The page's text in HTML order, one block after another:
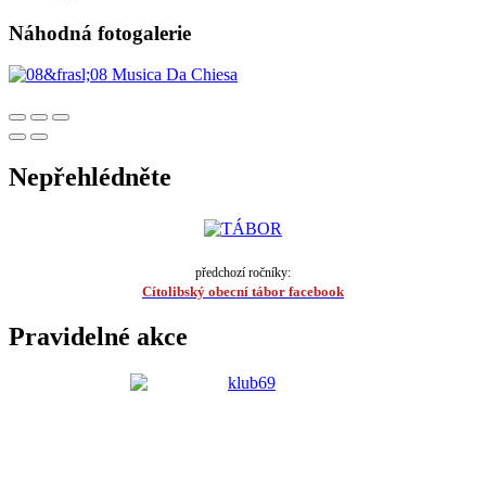
Náhodná fotogalerie
Nepřehlédněte
předchozí ročníky:
Cítolibský obecní tábor facebook
Pravidelné akce